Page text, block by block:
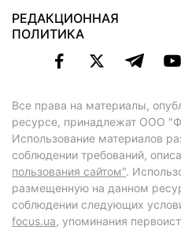
РЕДАКЦИОННАЯ
ПОЛИТИКА
Все права на материалы,
ресурсе, принадлежат ООО
Использование материалов
соблюдении требований,
пользования сайтом".
размещенную на данном
соблюдении следующих
focus.ua, упоминания